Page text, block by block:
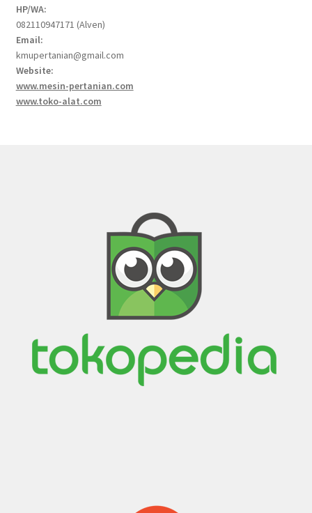
HP/WA:
082110947171 (Alven)
Email:
kmupertanian@gmail.com
Website:
www.mesin-pertanian.com
www.toko-alat.com